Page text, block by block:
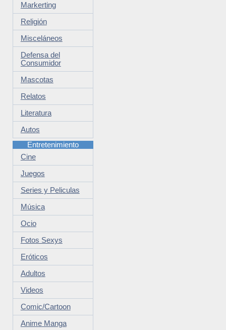
Markerting
Religión
Misceláneos
Defensa del
Consumidor
Mascotas
Relatos
Literatura
Autos
Entretenimiento
Cine
Juegos
Series y Peliculas
Música
Ocio
Fotos Sexys
Eróticos
Adultos
Videos
Comic/Cartoon
Anime Manga